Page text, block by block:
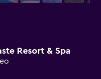
Resort & Spa